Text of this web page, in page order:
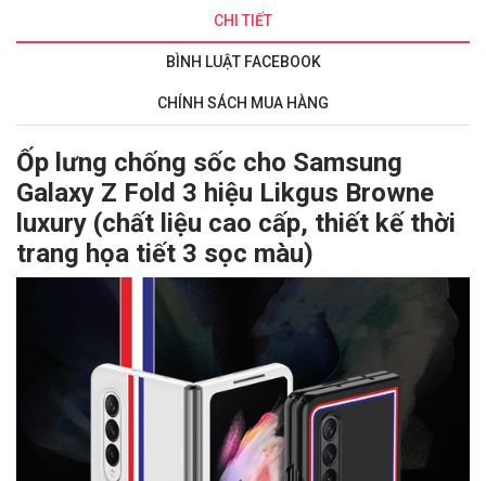
CHI TIẾT
BÌNH LUẬT FACEBOOK
CHÍNH SÁCH MUA HÀNG
Ốp lưng chống sốc cho Samsung
Galaxy Z Fold 3 hiệu Likgus Browne
luxury (chất liệu cao cấp, thiết kế thời
trang họa tiết 3 sọc màu)